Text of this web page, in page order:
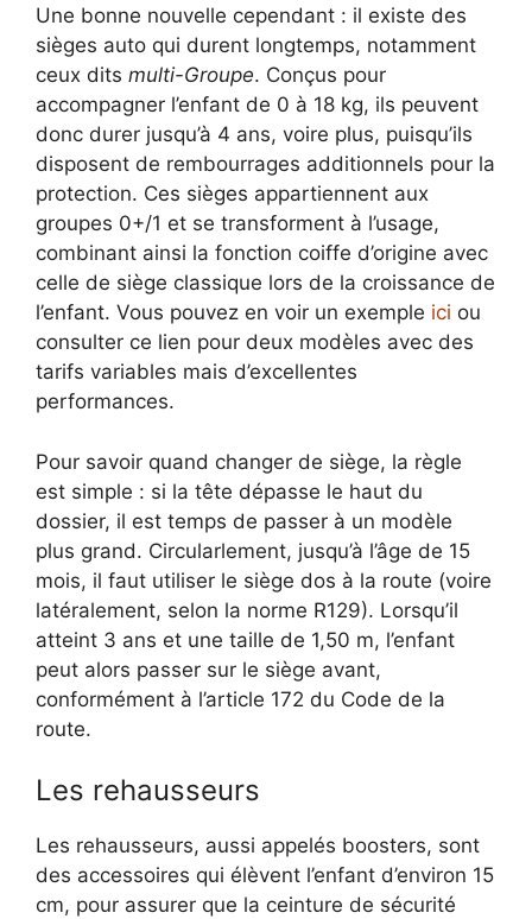
Une bonne nouvelle cependant : il existe des
sièges auto qui durent longtemps, notamment
ceux dits multi-Groupe. Conçus pour
accompagner l’enfant de 0 à 18 kg, ils peuvent
donc durer jusqu’à 4 ans, voire plus, puisqu’ils
disposent de rembourrages additionnels pour la
protection. Ces sièges appartiennent aux
groupes 0+/1 et se transforment à l’usage,
combinant ainsi la fonction coiffe d’origine avec
celle de siège classique lors de la croissance de
l’enfant. Vous pouvez en voir un exemple ici ou
consulter ce lien pour deux modèles avec des
tarifs variables mais d’excellentes
performances.
Pour savoir quand changer de siège, la règle
est simple : si la tête dépasse le haut du
dossier, il est temps de passer à un modèle
plus grand. Circularlement, jusqu’à l’âge de 15
mois, il faut utiliser le siège dos à la route (voire
latéralement, selon la norme R129). Lorsqu’il
atteint 3 ans et une taille de 1,50 m, l’enfant
peut alors passer sur le siège avant,
conformément à l’article 172 du Code de la
route.
Les rehausseurs
Les rehausseurs, aussi appelés boosters, sont
des accessoires qui élèvent l’enfant d’environ 15
cm, pour assurer que la ceinture de sécurité